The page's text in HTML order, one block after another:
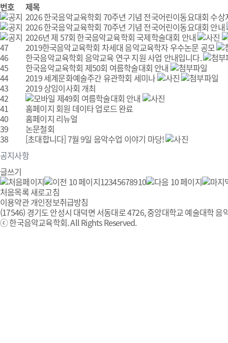
공지사항
번호
제목
2026 한국음악교육학회 70주년 기념 전국어린이동요대회 수상
2026 한국음악교육학회 70주년 기념 전국어린이동요대회 안내
2026년 제 57회 한국음악교육학회 국제학술대회 안내
47
2019한국음악교육학회 차세대 음악교육학자 우수논문 공모
46
한국음악교육학회 음악교육 연구 지원 사업 안내입니다.
45
한국음악교육학회 제50회 여름학술대회 안내
44
2019 세계문화예술주간 유관학회 세미나
43
2019 상임이사회 개최
42
제49회 여름학술대회 안내
41
홈페이지 회원 데이타 업로드 완료
40
홈페이지 리뉴얼
39
논문철회
38
[초대합니다] 7월 9일 음악수업 이야기 마당!
글쓰기
12345678910
처음목록새로고침
이용약관개인정보취급방침
(17546) 경기도 안성시 대덕면 서동대로 4726, 중앙대학교 예술대학 음
ⓒ 한국음악교육학회. All Rights Reserved.